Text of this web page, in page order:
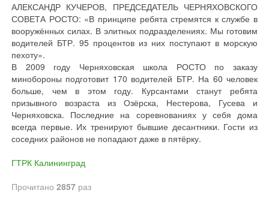
АЛЕКСАНДР КУЧЕРОВ, ПРЕДСЕДАТЕЛЬ ЧЕРНЯХОВСКОГО
СОВЕТА РОСТО: «В принципе ребята стремятся к службе в
вооружённых силах. В элитных подразделениях. Мы готовим
водителей БТР. 95 процентов из них поступают в морскую
пехоту».
В 2009 году Черняховская школа РОСТО по заказу
минобороны подготовит 170 водителей БТР. На 60 человек
больше, чем в этом году. Курсантами станут ребята
призывного возраста из Озёрска, Нестерова, Гусева и
Черняховска. Последние на соревнованиях у себя дома
всегда первые. Их тренируют бывшие десантники. Гости из
соседних районов не попадают даже в пятёрку.
ГТРК Калининград
Прочитано 2857 раз